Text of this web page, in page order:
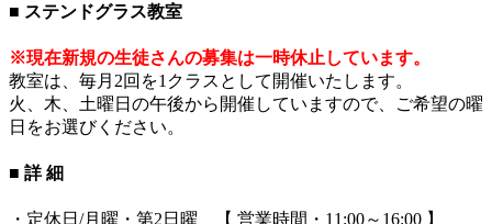
■ ステンドグラス教室
※現在新規の生徒さんの募集は一時休止しています。
教室は、毎月2回を1クラスとして開催いたします。
火、木、土曜日の午後から開催していますので、ご希望の曜
日をお選びください。
■ 詳 細
・定休日/月曜・第2日曜 【 営業時間・11:00～16:00 】